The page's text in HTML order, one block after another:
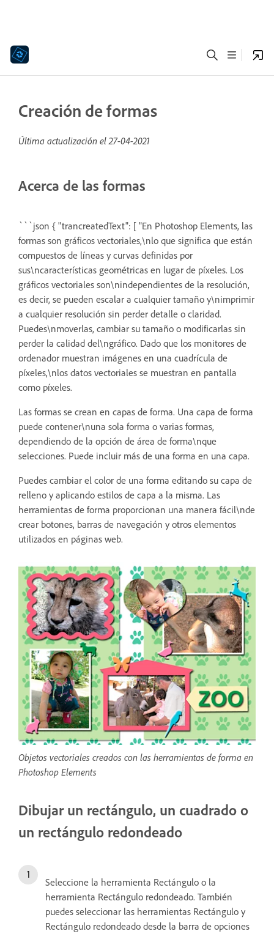
Creación de formas
Última actualización el27-04-2021
Acerca de las formas
```json { "trancreatedText": [ "En Photoshop Elements, las
formas son gráficos vectoriales,\nlo que significa que están
compuestos de líneas y curvas definidas por
sus\ncaracterísticas geométricas en lugar de píxeles. Los
gráficos vectoriales son\nindependientes de la resolución,
es decir, se pueden escalar a cualquier tamaño y\nimprimir
a cualquier resolución sin perder detalle o claridad.
Puedes\nmoverlas, cambiar su tamaño o modificarlas sin
perder la calidad del\ngráfico. Dado que los monitores de
ordenador muestran imágenes en una cuadrícula de
píxeles,\nlos datos vectoriales se muestran en pantalla
como píxeles.
Las formas se crean en capas de forma. Una capa de forma
puede contener\nuna sola forma o varias formas,
dependiendo de la opción de área de forma\nque
selecciones. Puede incluir más de una forma en una capa.
Puedes cambiar el color de una forma editando su capa de
relleno y aplicando estilos de capa a la misma. Las
herramientas de forma proporcionan una manera fácil\nde
crear botones, barras de navegación y otros elementos
utilizados en páginas web.
Objetos vectoriales creados con las herramientas de forma en
Photoshop Elements
Dibujar un rectángulo, un cuadrado o
un rectángulo redondeado
Seleccione la herramienta Rectángulo o la
herramienta Rectángulo redondeado. También
puedes seleccionar las herramientas Rectángulo y
Rectángulo redondeado desde la barra de opciones